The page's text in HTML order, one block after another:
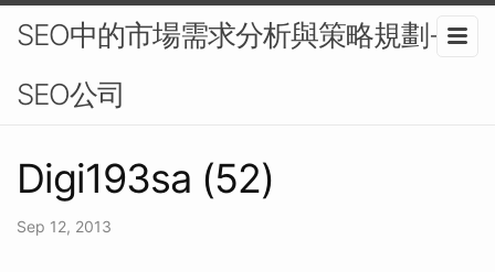
SEO中的市場需求分析與策略規劃-
SEO公司
Digi193sa (52)
Sep 12, 2013